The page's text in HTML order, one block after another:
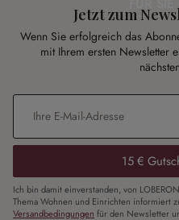
Jetzt zum
Wenn Sie erfolgreich das
mit Ihrem ersten Newsletter
E-Mail-Adresse
15 €
Ich bin damit einverstanden, von
Thema Wohnen und Einrichten informiert
Versandbedingungen für den Newsletter